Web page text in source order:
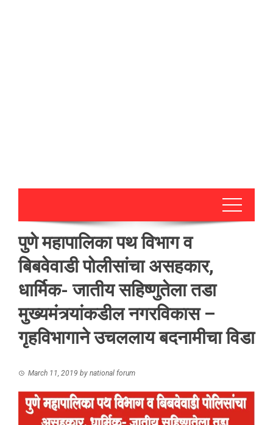
पुणे महापालिका पथ विभाग व
बिबवेवाडी पोलीसांचा असहकार,
धार्मिक- जातीय सहिष्णुतेला तडा
मुख्यमंत्र्यांकडील नगरविकास –
गृहविभागाने उचललाय बदनामीचा विडा
March 11, 2019 by national forum